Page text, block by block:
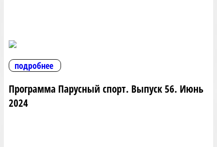
подробнее
Программа Парусный спорт. Выпуск 56. Июнь
2024